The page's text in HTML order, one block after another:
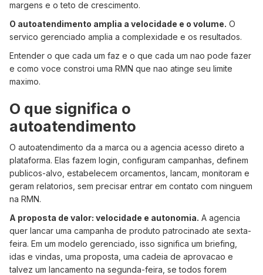
margens e o teto de crescimento.
O autoatendimento amplia a velocidade e o volume. O
servico gerenciado amplia a complexidade e os resultados.
Entender o que cada um faz e o que cada um nao pode fazer
e como voce constroi uma RMN que nao atinge seu limite
maximo.
O que significa o
autoatendimento
O autoatendimento da a marca ou a agencia acesso direto a
plataforma. Elas fazem login, configuram campanhas, definem
publicos-alvo, estabelecem orcamentos, lancam, monitoram e
geram relatorios, sem precisar entrar em contato com ninguem
na RMN.
A proposta de valor: velocidade e autonomia. A agencia
quer lancar uma campanha de produto patrocinado ate sexta-
feira. Em um modelo gerenciado, isso significa um briefing,
idas e vindas, uma proposta, uma cadeia de aprovacao e
talvez um lancamento na segunda-feira, se todos forem